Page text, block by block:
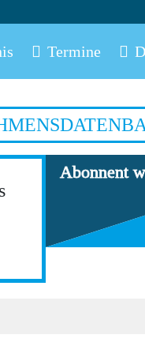
Termine
Abonnent